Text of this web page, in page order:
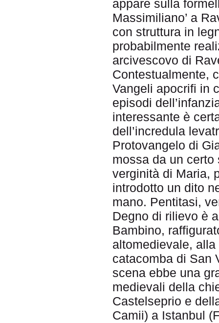
appare sulla
Massimiliano’ a
con struttura in
probabilmente
arcivescovo di
Contestualmente,
Vangeli apocrifi in
episodi
interessante è
dell’incredula
Protovangelo di
mossa da un
verginità di Maria,
introdotto un dito
mano. Pentitasi,
Degno di rilievo è
Bambino,
altomedievale,
catacomba di San
scena ebbe una
medievali della
Castelseprio e
Camii) a Istanbul